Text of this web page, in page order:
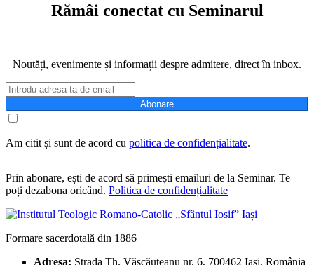
Rămâi conectat cu Seminarul
Noutăți, evenimente și informații despre admitere, direct în inbox.
Abonare
Am citit și sunt de acord cu politica de confidențialitate.
Prin abonare, ești de acord să primești emailuri de la Seminar. Te
poți dezabona oricând. Politica de confidențialitate
Formare sacerdotală din 1886
Adresa: Strada Th. Văscăuțeanu nr. 6, 700462 Iași, România